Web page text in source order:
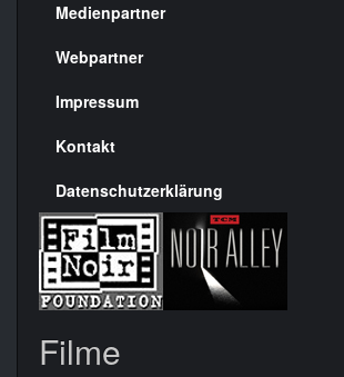
Menülinks
rechte
Seite
Medienpartner
Webpartner
Impressum
Kontakt
Datenschutzerklärung
Filme